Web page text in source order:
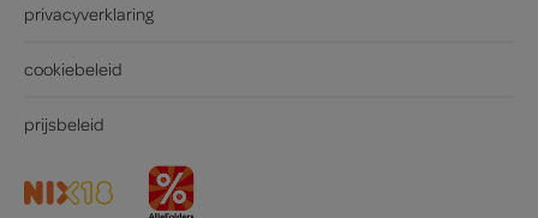
privacyverklaring
cookiebeleid
prijsbeleid